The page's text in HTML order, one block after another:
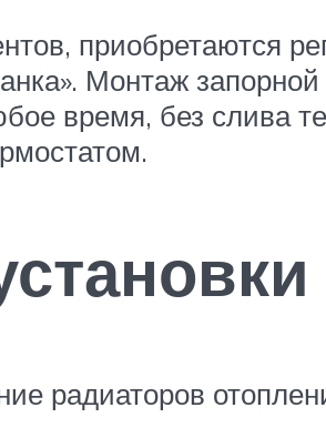
приобретаются
Монтаж
время, без слива
радиаторов